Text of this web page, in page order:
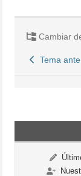
Cambiar
Tema